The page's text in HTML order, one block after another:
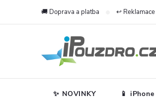
🚚 Doprava a platba ↩️
✨ NOVINKY 📱 iPhone